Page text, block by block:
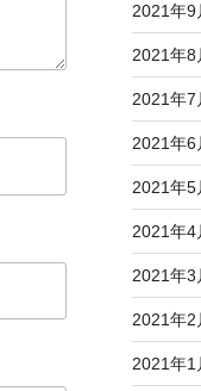
2021年9
2021年8
2021年7
2021年6
2021年5
2021年4
2021年3
2021年2
2021年1